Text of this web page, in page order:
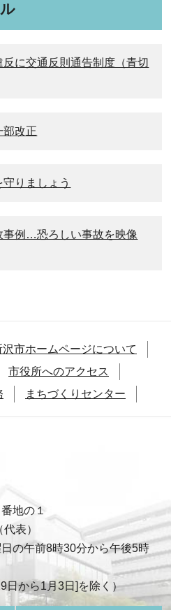
に交通反則通告制度（青切
部改正
りましょう
事例…恐ろしい事故を映像
沢市ホームページについて
市役所へのアクセス
まちづくりセンター
地の１
表）
の午前8時30分から午後5時
日から1月3日]を除く）